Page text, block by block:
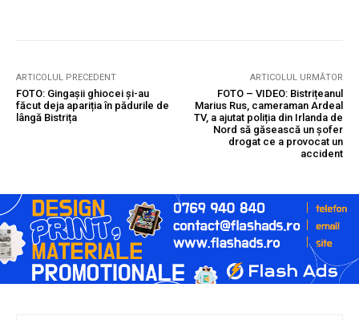
ARTICOLUL PRECEDENT
FOTO: Gingașii ghiocei și-au
făcut deja apariția în pădurile de
lângă Bistrița
ARTICOLUL URMĂTOR
FOTO – VIDEO: Bistrițeanul
Marius Rus, cameraman Ardeal
TV, a ajutat poliția din Irlanda de
Nord să găsească un șofer
drogat ce a provocat un
accident